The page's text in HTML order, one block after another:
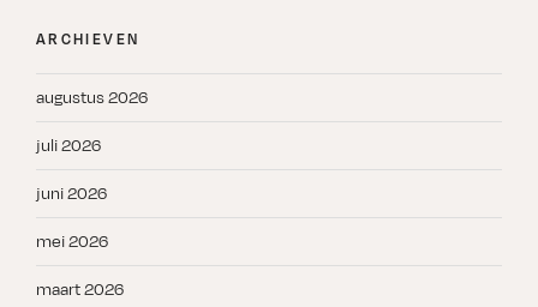
ARCHIEVEN
augustus 2026
juli 2026
juni 2026
mei 2026
maart 2026